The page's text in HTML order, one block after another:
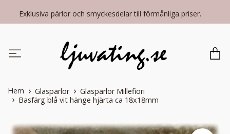
Exklusiva pärlor och smyckesdelar till förmånliga priser.
Hem Glaspärlor
Glaspärlor Millefiori
Basfärg blå vit hänge hjärta ca 18x18mm